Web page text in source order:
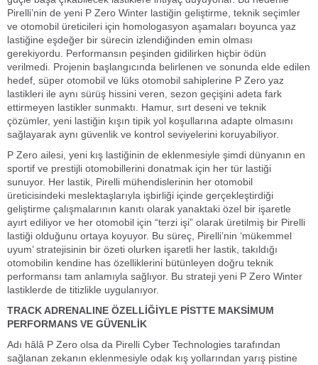
Pirelli’nin de yeni P Zero Winter lastiğin geliştirme, teknik seçimler
ve otomobil üreticileri için homologasyon aşamaları boyunca yaz
lastiğine eşdeğer bir sürecin izlendiğinden emin olması
gerekiyordu. Performansın peşinden gidilirken hiçbir ödün
verilmedi. Projenin başlangıcında belirlenen ve sonunda elde edilen
hedef, süper otomobil ve lüks otomobil sahiplerine P Zero yaz
lastikleri ile aynı sürüş hissini veren, sezon geçişini adeta fark
ettirmeyen lastikler sunmaktı. Hamur, sırt deseni ve teknik
çözümler, yeni lastiğin kışın tipik yol koşullarına adapte olmasını
sağlayarak aynı güvenlik ve kontrol seviyelerini koruyabiliyor.
P Zero ailesi, yeni kış lastiğinin de eklenmesiyle şimdi dünyanın en
sportif ve prestijli otomobillerini donatmak için her tür lastiği
sunuyor. Her lastik, Pirelli mühendislerinin her otomobil
üreticisindeki meslektaşlarıyla işbirliği içinde gerçekleştirdiği
geliştirme çalışmalarının kanıtı olarak yanaktaki özel bir işaretle
ayırt ediliyor ve her otomobil için “terzi işi” olarak üretilmiş bir Pirelli
lastiği olduğunu ortaya koyuyor. Bu süreç, Pirelli’nin ‘mükemmel
uyum’ stratejisinin bir özeti olurken işaretli her lastik, takıldığı
otomobilin kendine has özelliklerini bütünleyen doğru teknik
performansı tam anlamıyla sağlıyor. Bu strateji yeni P Zero Winter
lastiklerde de titizlikle uygulanıyor.
TRACK ADRENALINE ÖZELLİĞİYLE PİSTTE MAKSİMUM
PERFORMANS VE GÜVENLİK
Adı hâlâ P Zero olsa da Pirelli Cyber Technologies tarafından
sağlanan zekanın eklenmesiyle odak kış yollarından yarış pistine